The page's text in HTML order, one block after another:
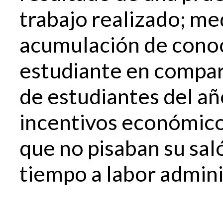
trabajo realizado;
acumulación de
estudiante en
de estudiantes del
incentivos
que no pisaban su
tiempo a labor